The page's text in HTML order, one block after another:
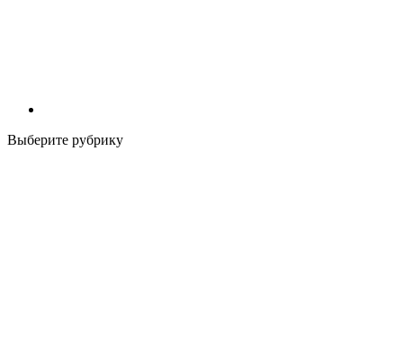
Выберите рубрику